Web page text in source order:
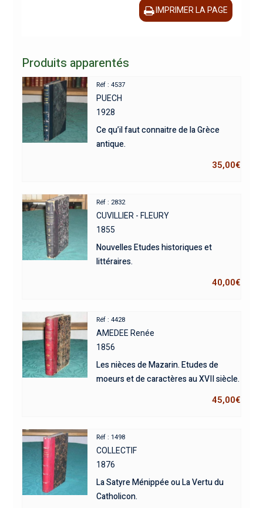
IMPRIMER LA PAGE
Produits apparentés
Réf : 4537
PUECH
1928
Ce qu’il faut connaitre de la Grèce
antique.
35,00€
Réf : 2832
CUVILLIER - FLEURY
1855
Nouvelles Etudes historiques et
littéraires.
40,00€
Réf : 4428
AMEDEE Renée
1856
Les nièces de Mazarin. Etudes de
moeurs et de caractères au XVII siècle.
45,00€
Réf : 1498
COLLECTIF
1876
La Satyre Ménippée ou La Vertu du
Catholicon.